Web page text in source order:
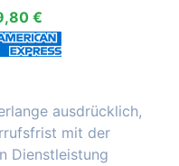
€
ausdrücklich,
mit der
Dienstleistung